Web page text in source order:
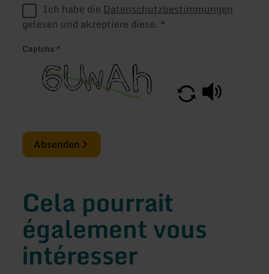
Ich habe die Datenschutzbestimmungen
gelesen und akzeptiere diese. *
Captcha *
Absenden
Cela pourrait
également vous
intéresser